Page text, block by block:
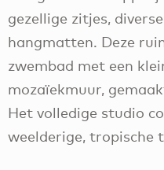
gezellige zitjes,
hangmatten. Deze
zwembad met een
mozaïekmuur,
Het volledige studio
weelderige, tropische